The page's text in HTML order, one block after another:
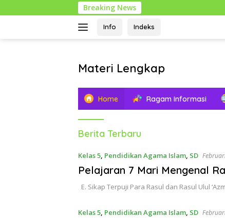
ke
Breaking News
Info Indeks
Materi Lengkap
Pendidikan
Lengkap
Home Ragam Informasi
Materi
Berita Terbaru
Kelas 5, Pendidikan Agama Islam, SD
Pelajaran 7 Mari Mengenal
E. Sikap Terpuji Para Rasul dan Rasul Ulul
Kelas 5, Pendidikan Agama Islam, SD